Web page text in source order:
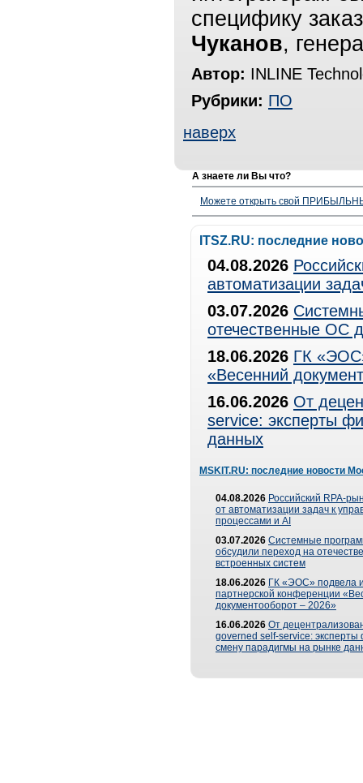
специфику
Чуканов,
Автор: INLINE
Рубрики: ПО
наверх
А знаете ли Вы что?
Можете открыть свой
ITSZ.RU: последние
04.08.2026
автоматизации
03.07.2026
отечественные ОС
18.06.2026 ГК
«Весенний
16.06.2026 От
service: эксперты
данных
MSKIT.RU: последние новости
04.08.2026 Российский RPA-
от автоматизации задач к
процессами и AI
03.07.2026 Системные
обсудили переход на
встроенных систем
18.06.2026 ГК «ЭОС» подвела
партнерской конференции
документооборот – 2026»
16.06.2026 От
governed self-service: эксперты
смену парадигмы на рынке